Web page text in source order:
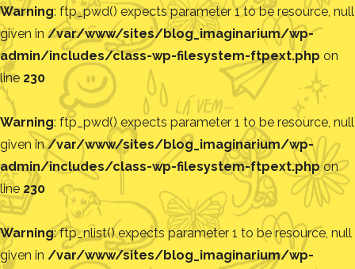
Warning: ftp_pwd() expects parameter 1 to be resource, null
given in /var/www/sites/blog_imaginarium/wp-
admin/includes/class-wp-filesystem-ftpext.php on
line 230
Warning: ftp_pwd() expects parameter 1 to be resource, null
given in/var/www/sites/blog_imaginarium/wp-
admin/includes/class-wp-filesystem-ftpext.phpon
line 230
Warning: ftp_nlist() expects parameter 1 to be resource, null
given in /var/www/sites/blog_imaginarium/wp-